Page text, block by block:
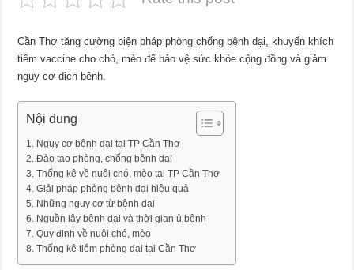
Cần Thơ tăng cường biện pháp phòng chống bệnh dại, khuyến khích
tiêm vaccine cho chó, mèo để bảo vệ sức khỏe cộng đồng và giảm
nguy cơ dịch bệnh.
Nội dung
Nguy cơ bệnh dại tại TP Cần Thơ
Đào tạo phòng, chống bệnh dại
Thống kê về nuôi chó, mèo tại TP Cần Thơ
Giải pháp phòng bệnh dại hiệu quả
Những nguy cơ từ bệnh dại
Nguồn lây bệnh dại và thời gian ủ bệnh
Quy định về nuôi chó, mèo
Thống kê tiêm phòng dại tại Cần Thơ